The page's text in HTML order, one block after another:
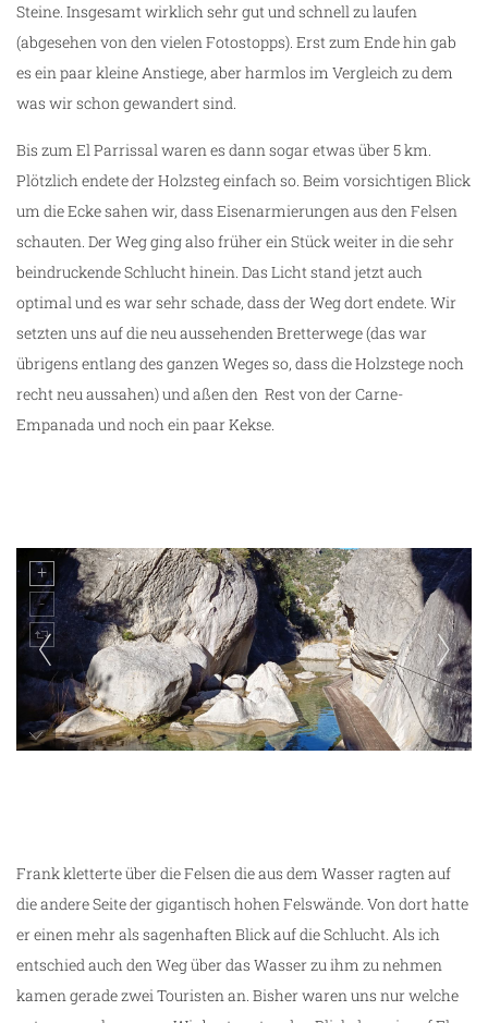
Steine. Insgesamt wirklich sehr gut und schnell zu laufen
(abgesehen von den vielen Fotostopps). Erst zum Ende hin gab
es ein paar kleine Anstiege, aber harmlos im Vergleich zu dem
was wir schon gewandert sind.
Bis zum El Parrissal waren es dann sogar etwas über 5 km.
Plötzlich endete der Holzsteg einfach so. Beim vorsichtigen Blick
um die Ecke sahen wir, dass Eisenarmierungen aus den Felsen
schauten. Der Weg ging also früher ein Stück weiter in die sehr
beindruckende Schlucht hinein. Das Licht stand jetzt auch
optimal und es war sehr schade, dass der Weg dort endete. Wir
setzten uns auf die neu aussehenden Bretterwege (das war
übrigens entlang des ganzen Weges so, dass die Holzstege noch
recht neu aussahen) und aßen den Rest von der Carne-
Empanada und noch ein paar Kekse.
Frank kletterte über die Felsen die aus dem Wasser ragten auf
die andere Seite der gigantisch hohen Felswände. Von dort hatte
er einen mehr als sagenhaften Blick auf die Schlucht. Als ich
entschied auch den Weg über das Wasser zu ihm zu nehmen
kamen gerade zwei Touristen an. Bisher waren uns nur welche